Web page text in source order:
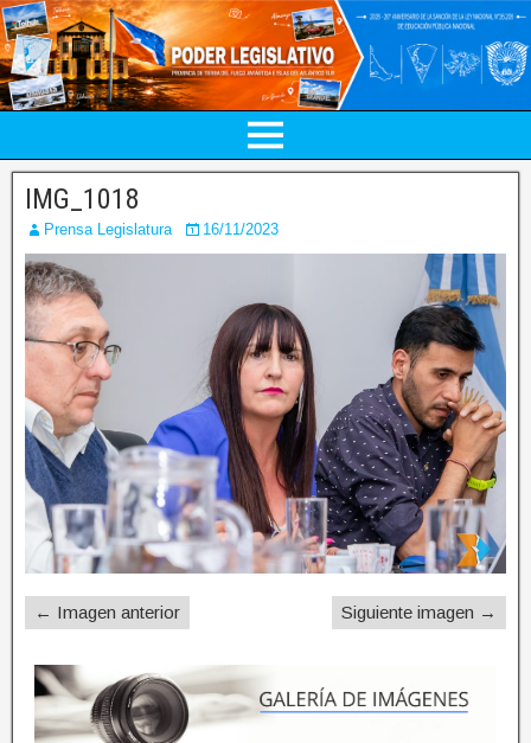
IMG_1018
Prensa Legislatura 16/11/2023
← Imagen anterior Siguiente imagen →